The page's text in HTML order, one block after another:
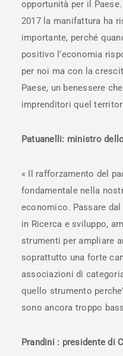
opportunità per il
2017 la manifattura ha
importante, perché
positivo l’economia
per noi ma con la
Paese, un benessere
imprenditori quel
Patuanelli: ministro
« Il rafforzamento del
fondamentale nella
economico. Passare
in Ricerca e sviluppo,
strumenti per ampliare
soprattutto una forte
associazioni di
quello strumento
sono ancora troppo
Prandini : presidente di